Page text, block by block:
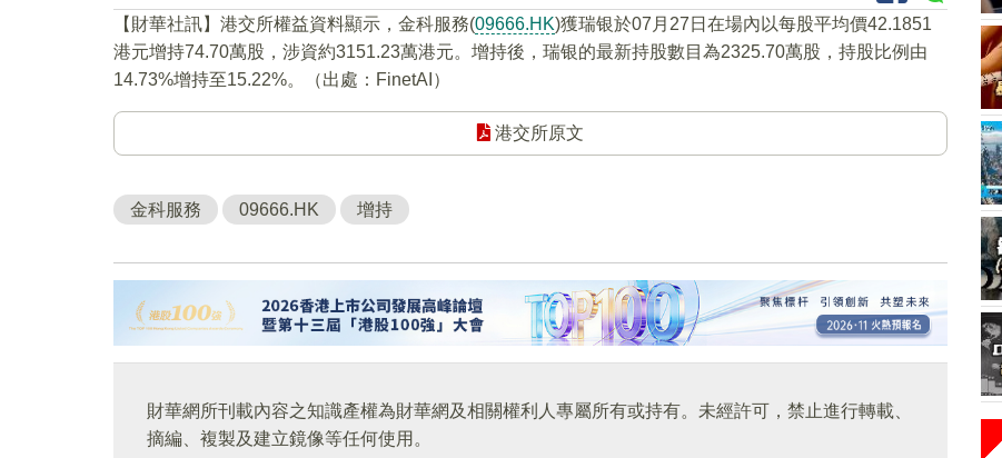
【財華社訊】港交所權益資料顯示，金科服務(09666.HK)獲瑞银於07月27日在場內以每股平均價42.1851
港元增持74.70萬股，涉資約3151.23萬港元。增持後，瑞银的最新持股數目為2325.70萬股，持股比例由
14.73%增持至15.22%。（出處：FinetAI）
港交所原文
金科服務 09666.HK 增持
財華網所刊載內容之知識產權為財華網及相關權利人專屬所有或持有。未經許可，禁止進行轉載、
摘編、複製及建立鏡像等任何使用。